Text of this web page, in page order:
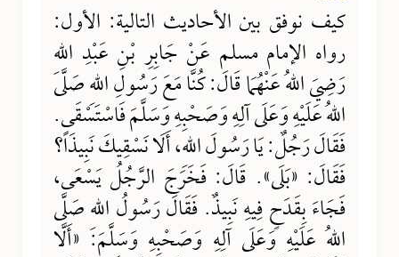
كيف نوفق بين الأحاديث التالية: الأول:
رواه الإمام مسلم عَنْ جَابِرِ بْنِ عَبْدِ اللهِ
رَضِيَ اللهُ عَنْهُمَا قَالَ: كُنَّا مَعَ رَسُولِ اللهِ صَلَّى
اللهُ عَلَيْهِ وَعَلَى آلِهِ وَصَحْبِهِ وَسَلَّمَ فَاسْتَسْقَى.
فَقَالَ رَجُلٌ: يَا رَسُولَ اللهِ، أَلَا نَسْقِيكَ نَبِيذَاً؟
فَقَالَ: «بَلَى». قَالَ: فَخَرَجَ الرَّجُلُ يَسْعَى،
فَجَاءَ بِقَدَحٍ فِيهِ نَبِيذٌ. فَقَالَ رَسُولُ اللهِ صَلَّى
اللهُ عَلَيْهِ وَعَلَى آلِهِ وَصَحْبِهِ وَسَلَّمَ: «أَلَّا